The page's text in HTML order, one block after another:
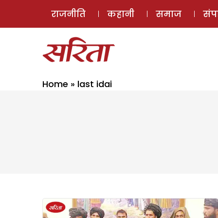
राजनीति कहानी समाज
Home » last idai